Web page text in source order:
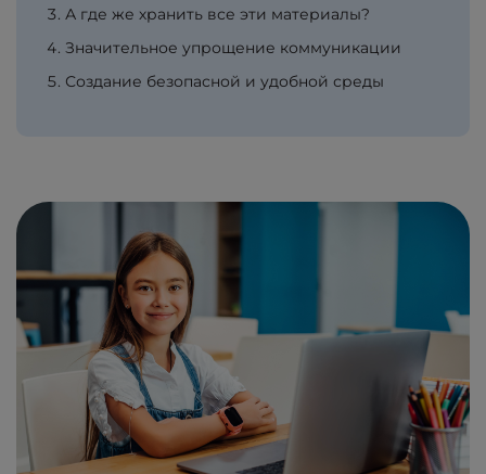
А где же хранить все эти материалы?
Значительное упрощение коммуникации
Создание безопасной и удобной среды